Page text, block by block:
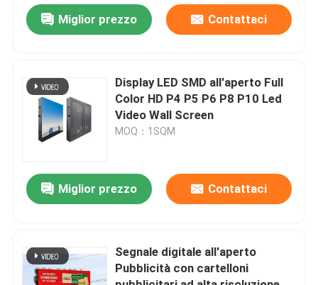
Spettacolo VR
Visita alla fabbrica
Controllo della qualità
Contattaci
Chiedi un preventivo
Miglior prezzo Contattaci
Display LED SMD all'aperto Full
Color HD P4 P5 P6 P8 P10 Led
Video Wall Screen
MOQ：1SQM
Miglior prezzo Contattaci
Segnale digitale all'aperto
Pubblicità con cartelloni